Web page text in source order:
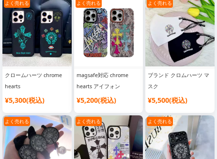
iphone 16promax16plus
ケース 型押し 革 メタルロ
ゴ 背面 カード収納 2穴付
き ブランド iphone
151413斜めがけケース ブ
ラック ブラウン
ケース アクリル薄型 軽量
クロームハーツ イタズラ
iphone14pro13カバー 可
愛い 耐衝撃
iphone15pro15透明カバー
ストラップ付き 落下防止
ブランド iphone1413pro
ケース 女子 高校生 人気
よく売れる
クロームハーツ chrome
hearts
iphone16pro16promaxス
スタンド機能 超強磁力 強
力吸盤デザイン ブランド
アイフォン
15pro14promaxカバー 簡
¥5,300(税込)
よく売れる
magsafe対応 chrome
hearts アイフォン
1616proカバー PUレザー
iphone15promax15スマホ
ケース マグネット 内蔵 ハ
イブランド iphone1413
Magsafeケース メンズ レ
¥5,200(税込)
よく売れる
ブランド クロムハーツ マ
スク
¥5,500(税込)
よく売れる よく売れる よく売れる